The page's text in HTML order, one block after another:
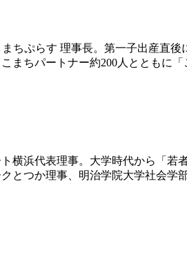
ちぷらす 理事長。第一子出産直
まちパートナー約200人とともに
横浜代表理事。大学時代から「若
とつか理事、明治学院大学社会学